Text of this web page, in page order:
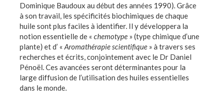
Dominique Baudoux au début des années 1990). Grâce
à son travail, les spécificités biochimiques de chaque
huile sont plus faciles à identifier. Il y développera la
notion essentielle de « chemotype » (type chimique d’une
plante) et d’ « Aromathérapie scientifique » à travers ses
recherches et écrits, conjointement avec le Dr Daniel
Pénoël. Ces avancées seront déterminantes pour la
large diffusion de l’utilisation des huiles essentielles
dans le monde.